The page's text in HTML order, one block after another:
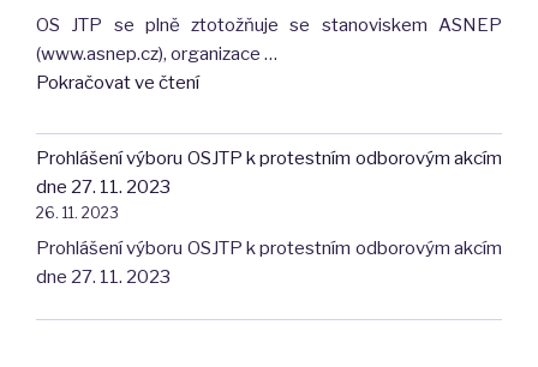
OS JTP se plně ztotožňuje se stanoviskem ASNEP
(www.asnep.cz), organizace …
Pokračovat ve čtení"NEBERTE
TLUMOČNÍKY,
PŘEPISOVATELE
JEDINEČNÉ
Prohlášení výboru OSJTP k protestním odborovým akcím
dne 27. 11. 2023
26. 11. 2023
Prohlášení výboru OSJTP k protestním odborovým akcím
dne 27. 11. 2023